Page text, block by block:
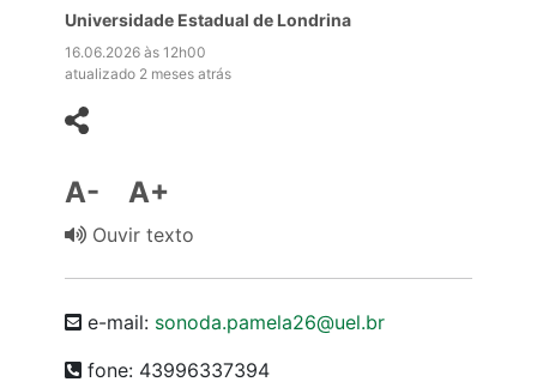
Universidade Estadual de Londrina
16.06.2026 às 12h00
atualizado 2 meses atrás
A- A+
Ouvir texto
e-mail: sonoda.pamela26@uel.br
fone: 43996337394